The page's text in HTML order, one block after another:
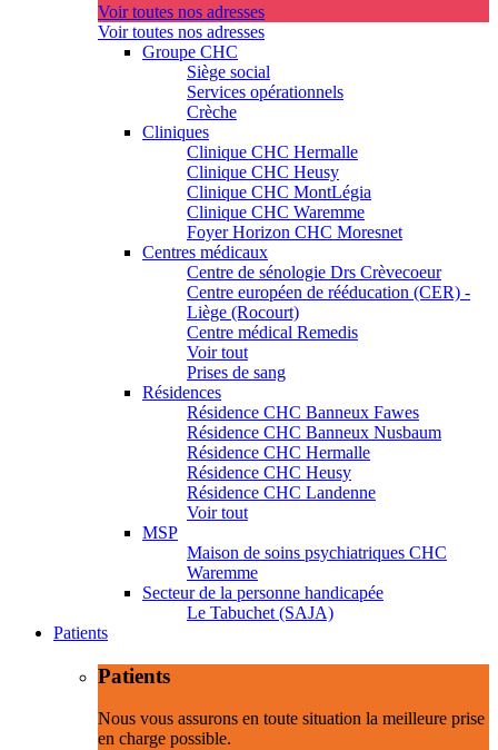
Voir toutes nos adresses
Voir toutes nos adresses
Groupe CHC
Siège social
Services opérationnels
Crèche
Cliniques
Clinique CHC Hermalle
Clinique CHC Heusy
Clinique CHC MontLégia
Clinique CHC Waremme
Foyer Horizon CHC Moresnet
Centres médicaux
Centre de sénologie Drs Crèvecoeur
Centre européen de rééducation (CER) -
Liège (Rocourt)
Centre médical Remedis
Voir tout
Prises de sang
Résidences
Résidence CHC Banneux Fawes
Résidence CHC Banneux Nusbaum
Résidence CHC Hermalle
Résidence CHC Heusy
Résidence CHC Landenne
Voir tout
MSP
Maison de soins psychiatriques CHC
Waremme
Secteur de la personne handicapée
Le Tabuchet (SAJA)
Patients
Patients
Nous vous assurons en toute situation la meilleure prise
en charge possible.